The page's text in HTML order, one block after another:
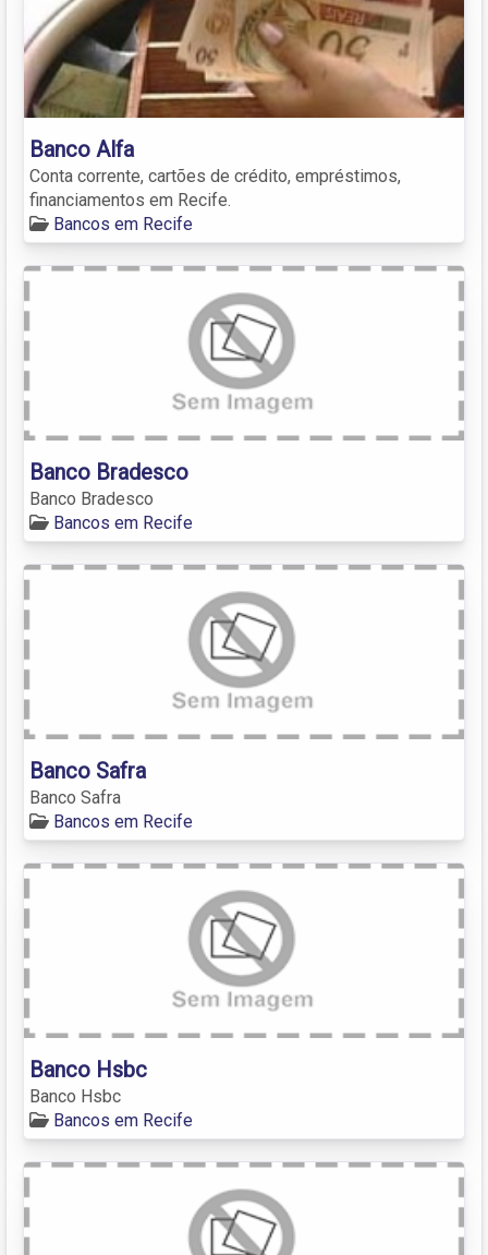
Banco Alfa
Conta corrente, cartões de crédito, empréstimos,
financiamentos em Recife.
Bancos em Recife
Banco Bradesco
Banco Bradesco
Bancos em Recife
Banco Safra
Banco Safra
Bancos em Recife
Banco Hsbc
Banco Hsbc
Bancos em Recife